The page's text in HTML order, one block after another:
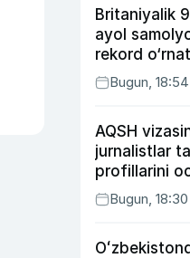
Britaniyalik
ayol
rekord
Bugun, 18:54
AQSH
jurnalistlar
profillarini
etilishi
Bugun, 18:30